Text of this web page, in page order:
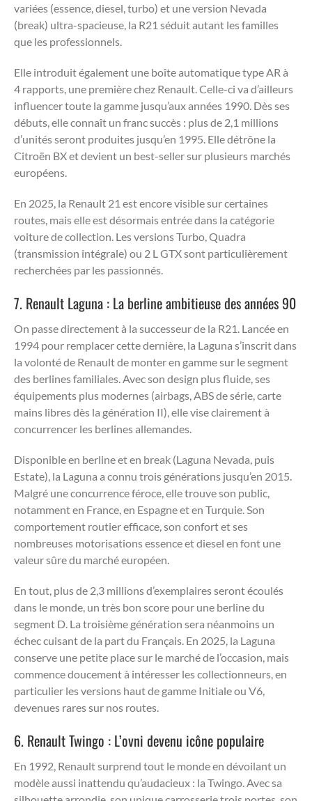
variées (essence, diesel, turbo) et une version Nevada
(break) ultra-spacieuse, la R21 séduit autant les familles
que les professionnels.
Elle introduit également une boîte automatique type AR à
4 rapports, une première chez Renault. Celle-ci va d’ailleurs
influencer toute la gamme jusqu’aux années 1990. Dès ses
débuts, elle connaît un franc succès : plus de 2,1 millions
d’unités seront produites jusqu’en 1995. Elle détrône la
Citroën BX et devient un best-seller sur plusieurs marchés
européens.
En 2025, la Renault 21 est encore visible sur certaines
routes, mais elle est désormais entrée dans la catégorie
voiture de collection. Les versions Turbo, Quadra
(transmission intégrale) ou 2 L GTX sont particulièrement
recherchées par les passionnés.
7. Renault Laguna : La berline ambitieuse des années 90
On passe directement à la successeur de la R21. Lancée en
1994 pour remplacer cette dernière, la Laguna s’inscrit dans
la volonté de Renault de monter en gamme sur le segment
des berlines familiales. Avec son design plus fluide, ses
équipements plus modernes (airbags, ABS de série, carte
mains libres dès la génération II), elle vise clairement à
concurrencer les berlines allemandes.
Disponible en berline et en break (Laguna Nevada, puis
Estate), la Laguna a connu trois générations jusqu’en 2015.
Malgré une concurrence féroce, elle trouve son public,
notamment en France, en Espagne et en Turquie. Son
comportement routier efficace, son confort et ses
nombreuses motorisations essence et diesel en font une
valeur sûre du marché européen.
En tout, plus de 2,3 millions d’exemplaires seront écoulés
dans le monde, un très bon score pour une berline du
segment D. La troisième génération sera néanmoins un
échec cuisant de la part du Français. En 2025, la Laguna
conserve une petite place sur le marché de l’occasion, mais
commence doucement à intéresser les collectionneurs, en
particulier les versions haut de gamme Initiale ou V6,
devenues rares sur nos routes.
6. Renault Twingo : L’ovni devenu icône populaire
En 1992, Renault surprend tout le monde en dévoilant un
modèle aussi inattendu qu’audacieux : la Twingo. Avec sa